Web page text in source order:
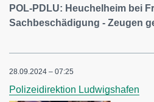
POL-PDLU: Heuchelheim bei
Sachbeschädigung - Zeugen
28.09.2024 – 07:25
Polizeidirektion Ludwigshafen